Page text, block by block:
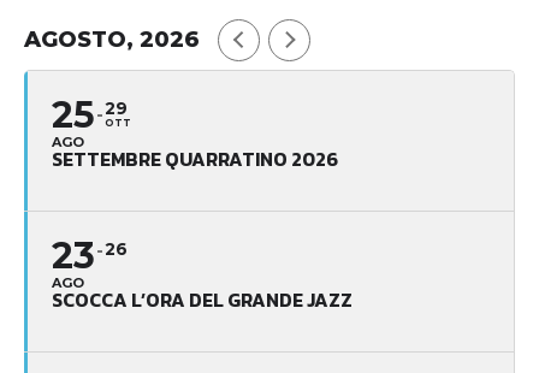
AGOSTO, 2026
25
AGO
29
OTT
SETTEMBRE QUARRATINO 2026
23
AGO
26
SCOCCA L’ORA DEL GRANDE JAZZ